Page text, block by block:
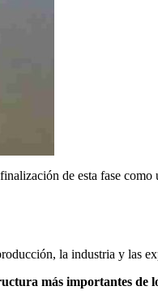
de esta fase como
la industria y las
más importantes de